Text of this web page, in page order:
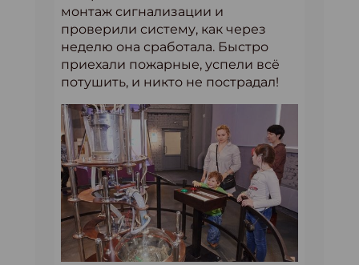
монтаж сигнализации и
проверили систему, как через
неделю она сработала. Быстро
приехали пожарные, успели всё
потушить, и никто не пострадал!